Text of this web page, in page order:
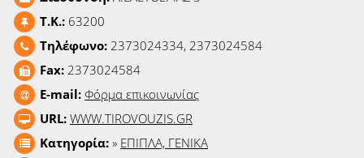
T.K.: 63200
Τηλέφωνο: 2373024334, 2373024584
Fax: 2373024584
E-mail: Φόρμα επικοινωνίας
URL: WWW.TIROVOUZIS.GR
Κατηγορία: » ΕΠΙΠΛΑ, ΓΕΝΙΚΑ